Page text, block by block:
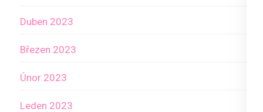
Duben 2023
Březen 2023
Únor 2023
Leden 2023